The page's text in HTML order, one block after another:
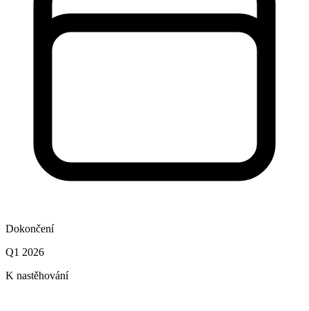
Dokončení
Q1 2026
K nastěhování